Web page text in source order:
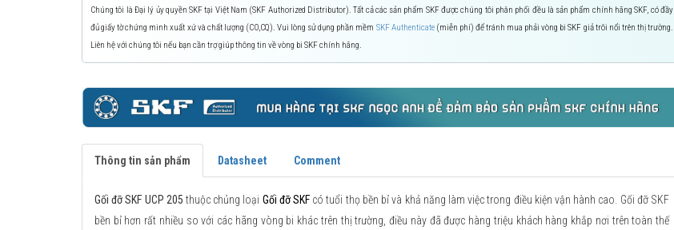
Chúng tôi là Đại lý ủy quyền SKF tại Việt Nam (SKF Authorized Distributor). Tất cả các sản phẩm SKF được chúng tôi phân phối đều là sản phẩm chính hãng SKF, có đầy
đủ giấy tờ chứng minh xuất xứ và chất lượng (CO,CQ). Vui lòng sử dụng phần mềm SKF Authenticate(miễn phí) để tránh mua phải vòng bi SKF giả trôi nổi trên thị trường.
Liên hệ với chúng tôi nếu bạn cần trợ giúp thông tin về vòng bi SKF chính hãng.
Thông tin sản phẩm Datasheet Comment
Gối đỡ SKF UCP 205 thuộc chủng loại Gối đỡ SKF có tuổi thọ bền bỉ và khả năng làm việc trong điều kiện vận hành cao. Gối đỡ SKF
bền bỉ hơn rất nhiều so với các hãng vòng bi khác trên thị trường, điều này đã được hàng triệu khách hàng khắp nơi trên toàn thế